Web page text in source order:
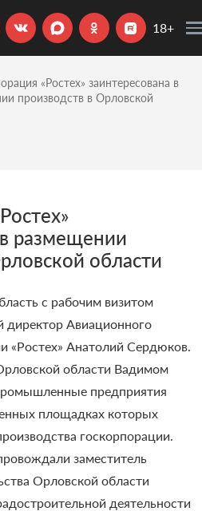
18+
«Ростех» заинтересована в
производств в Орловской
размещении
области
с рабочим визитом
директор Авиационного
«Ростех» Анатолий Сердюков.
области Вадимом
предприятия
площадках которых
госкорпорации.
заместитель
Орловской области
деятельности